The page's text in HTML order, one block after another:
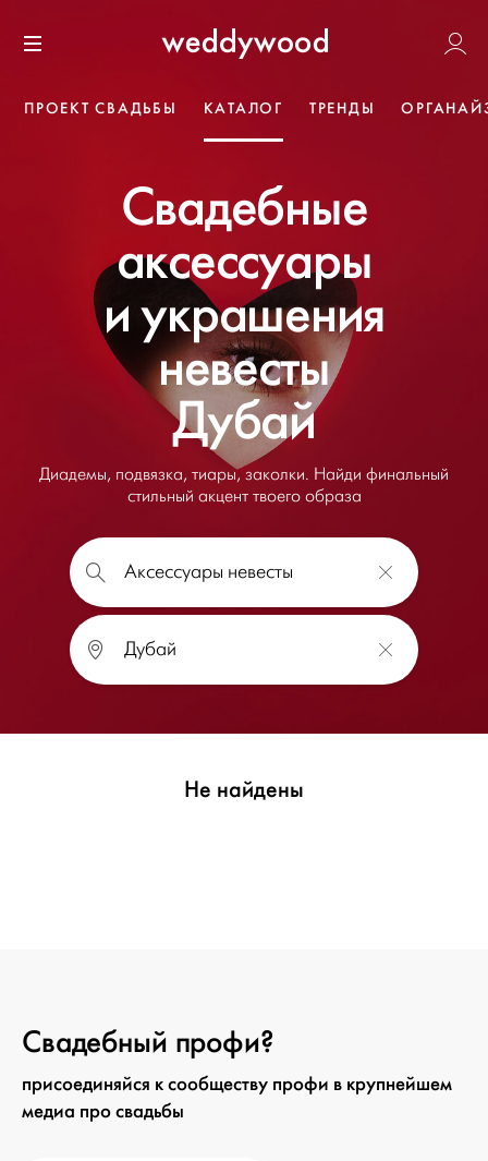
к содержанию
Weddywood
ПРОЕКТ СВАДЬБЫ КАТАЛОГ ТРЕНДЫ
Свадебные
аксессуары
и украшения
невесты
Дубай
Диадемы, подвязка, тиары, заколки. Найди финальный
стильный акцент твоего образа
Не найдены
Свадебный профи?
присоединяйся к сообществу профи в крупнейшем
медиа про свадьбы